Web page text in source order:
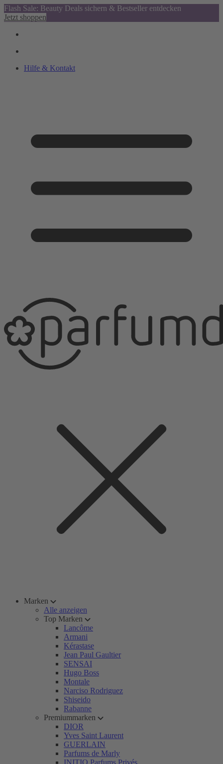
Flash Sale: Beauty Deals sichern & Bestseller entdecken
Jetzt shoppen
Hilfe & Kontakt
Marken
Alle anzeigen
Top Marken
Lancôme
Armani
Kérastase
Jean Paul Gaultier
SENSAI
Hugo Boss
Montale
Narciso Rodriguez
Shiseido
Rabanne
Premiummarken
DIOR
Yves Saint Laurent
GUERLAIN
Parfums de Marly
INITIO Parfums Privés